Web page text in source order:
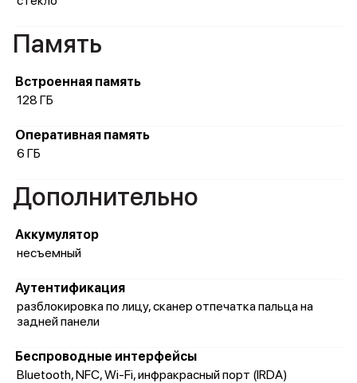
Память
Встроенная память
128 ГБ
Оперативная память
6 ГБ
Дополнительно
Аккумулятор
несъемный
Аутентификация
разблокировка по лицу, сканер отпечатка пальца на
задней панели
Беспроводные интерфейсы
Bluetooth, NFC, Wi-Fi, инфракрасный порт (IRDA)